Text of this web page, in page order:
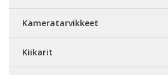
Kameratarvikkeet
Kiikarit